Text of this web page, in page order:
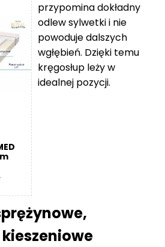
119 zł
do
11
670 zł
Zakres
cen:
od
1
810 zł
przypomina dokładny
odlew sylwetki i nie
powoduje dalszych
wgłębień. Dzięki temu
kręgosłup leży w
idealnej pozycji.